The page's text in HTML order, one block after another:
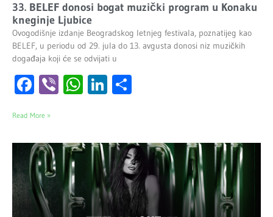
33. BELEF donosi bogat muzički program u Konaku
kneginje Ljubice
Ovogodišnje izdanje Beogradskog letnjeg festivala, poznatijeg kao
BELEF, u periodu od 29. jula do 13. avgusta donosi niz muzičkih
događaja koji će se odvijati u
Facebook
ViberWhatsApp
LinkedIn
Read More »